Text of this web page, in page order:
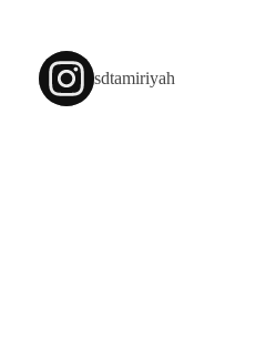
sdtamiriyah